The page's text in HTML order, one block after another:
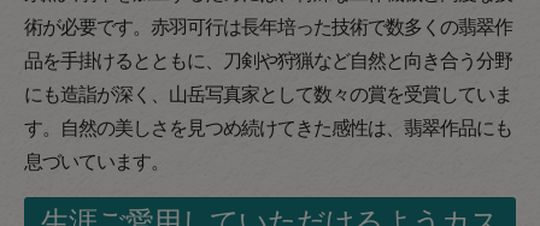
術が必要です。赤羽可行は長年培った技術で数多くの翡翠作
品を手掛けるとともに、刀剣や狩猟など自然と向き合う分野
にも造詣が深く、山岳写真家として数々の賞を受賞していま
す。自然の美しさを見つめ続けてきた感性は、翡翠作品にも
息づいています。